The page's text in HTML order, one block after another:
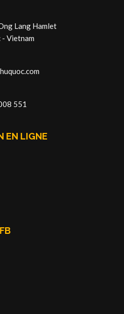
Lang Hamlet
- Vietnam
551
EN LIGNE